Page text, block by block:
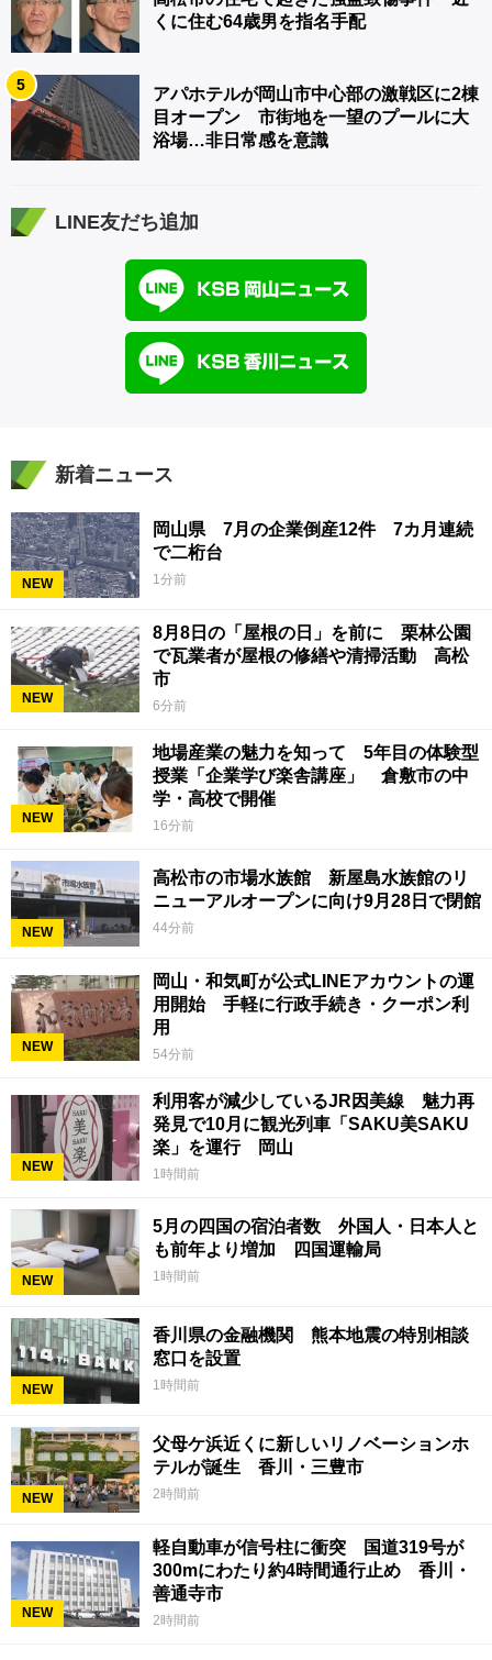
くに住む64歳男を指名手配
5
アパホテルが岡山市中心部の激戦区に2棟
目オープン 市街地を一望のプールに大
浴場…非日常感を意識
LINE友だち追加
新着ニュース
NEW
岡山県 7月の企業倒産12件 7カ月連続
で二桁台
1分前
NEW
8月8日の「屋根の日」を前に 栗林公園
で瓦業者が屋根の修繕や清掃活動 高松
市
6分前
NEW
地場産業の魅力を知って 5年目の体験型
授業「企業学び楽舎講座」 倉敷市の中
学・高校で開催
16分前
NEW
高松市の市場水族館 新屋島水族館のリ
ニューアルオープンに向け9月28日で閉館
44分前
NEW
岡山・和気町が公式LINEアカウントの運
用開始 手軽に行政手続き・クーポン利
用
54分前
NEW
利用客が減少しているJR因美線 魅力再
発見で10月に観光列車「SAKU美SAKU
楽」を運行 岡山
1時間前
NEW
5月の四国の宿泊者数 外国人・日本人と
も前年より増加 四国運輸局
1時間前
NEW
香川県の金融機関 熊本地震の特別相談
窓口を設置
1時間前
NEW
父母ケ浜近くに新しいリノベーションホ
テルが誕生 香川・三豊市
2時間前
NEW
軽自動車が信号柱に衝突 国道319号が
300mにわたり約4時間通行止め 香川・
善通寺市
2時間前